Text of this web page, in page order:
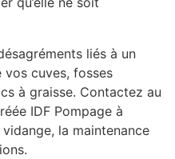
liés à un
vos cuves, fosses
à graisse. Contactez au
IDF Pompage à
la maintenance